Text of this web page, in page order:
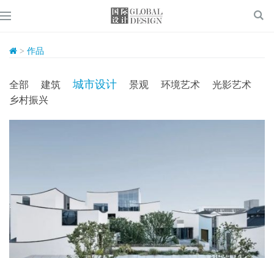
> 作品
全部 建筑 城市设计 景观 环境艺术
光影艺术
乡村振兴